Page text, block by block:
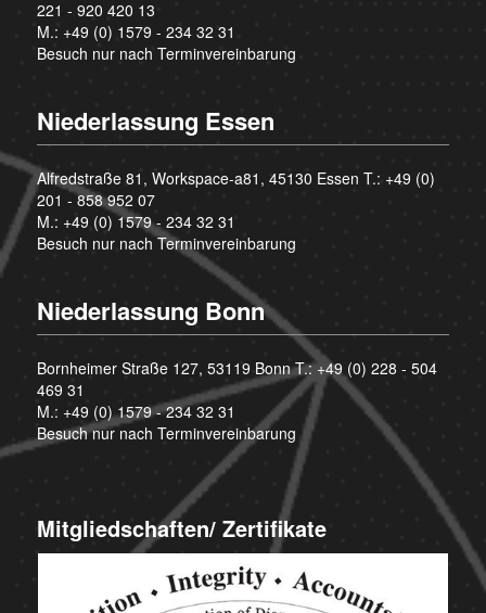
221 - 920 420 13
M.: +49 (0) 1579 - 234 32 31
Besuch nur nach Terminvereinbarung
Niederlassung Essen
Alfredstraße 81, Workspace-a81, 45130 Essen T.: +49 (0)
201 - 858 952 07
M.: +49 (0) 1579 - 234 32 31
Besuch nur nach Terminvereinbarung
Niederlassung Bonn
Bornheimer Straße 127, 53119 Bonn T.:+49 (0) 228 - 504
469 31
M.: +49 (0) 1579 - 234 32 31
Besuch nur nach Terminvereinbarung
Mitgliedschaften/ Zertifikate